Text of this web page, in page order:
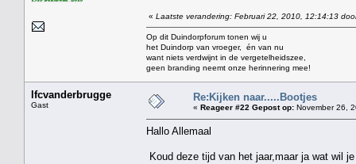
« Laatste verandering: Februari 22, 2010, 12:14:13
Op dit Duindorpforum tonen wij u
het Duindorp van vroeger, én van nu
want niets verdwijnt in de vergetelheidszee,
geen branding neemt onze herinnering mee!
lfcvanderbrugge
Gast
Re:Kijken naar.....Bootjes
« Reageer #22 Gepost op: November 26,
Hallo Allemaal
Koud deze tijd van het jaar,maar ja wat wil